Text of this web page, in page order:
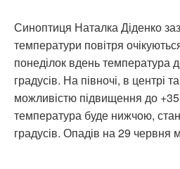
Синоптиця Наталка Діденко
температури повітря
понеділок вдень температура
градусів. На півночі, в центрі
можливістю підвищення до
температура буде нижчою,
градусів. Опадів на 29 червня